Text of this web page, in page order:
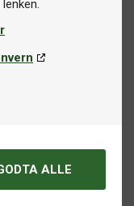
ALLE